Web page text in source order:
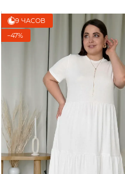
9 ЧАСОВ
−47%